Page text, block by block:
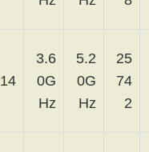
14
3.6
0G
Hz
5.2
0G
Hz
25
74
2